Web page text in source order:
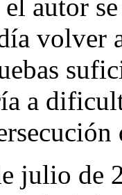
autor
volver
a
julio de